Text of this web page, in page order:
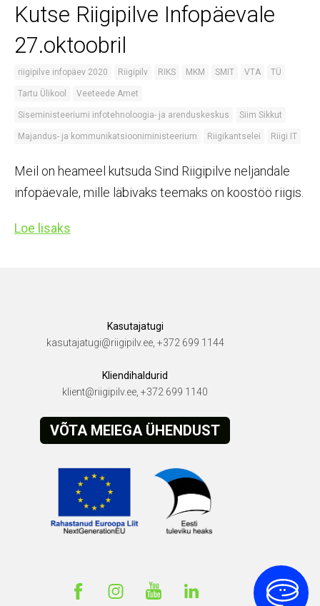
Kutse Riigipilve Infopäevale
27.oktoobril
riigipilve infopäev 2020 Riigipilv RIKS MKM SMIT VTA TÜ
Tartu Ülikool Veeteede Amet
Siseministeeriumi infotehnoloogia- ja arenduskeskus Siim Sikkut
Majandus- ja kommunikatsiooniministeerium Riigikantselei Riigi IT
Meil on heameel kutsuda Sind Riigipilve neljandale
infopäevale, mille läbivaks teemaks on koostöö riigis.
Loe lisaks
Kasutajatugi
kasutajatugi@riigipilv.ee, +372 699 1144
Kliendihaldurid
klient@riigipilv.ee, +372 699 1140
VÕTA MEIEGA ÜHENDUST